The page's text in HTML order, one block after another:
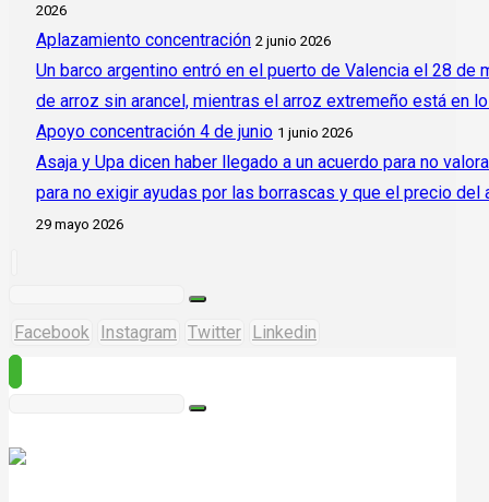
2026
Aplazamiento concentración 2 junio 2026
Un barco argentino entró en el puerto de Valencia el 28 de
de arroz sin arancel, mientras el arroz extremeño está en
Apoyo concentración 4 de junio 1 junio 2026
Asaja y Upa dicen haber llegado a un acuerdo para no
para no exigir ayudas por las borrascas y que el precio
29 mayo 2026
Facebook Instagram Twitter Linkedin